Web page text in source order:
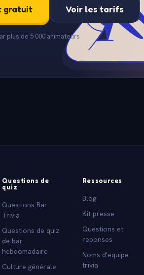
gratuit Voir les tarifs
plus de 5 000 animateurs
Questions de
quiz
Questions Bar
Trivia
Questions de quiz
de bar
hebdomadaire
Culture générale
Ressources
Blog
Kit presse
Questions et
reponses
Noms d'equipe
trivia